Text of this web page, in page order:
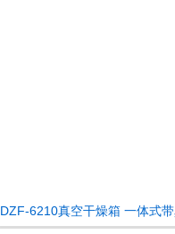
DZF-6210真空干燥箱 一体式